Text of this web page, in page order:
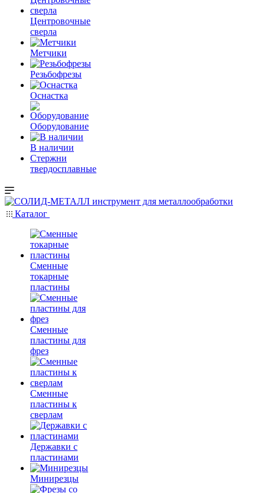
Центровочные
сверла
Метчики
Резьбофрезы
Оснастка
Оборудование
В наличии
Стержни
твердосплавные
Каталог
Сменные
токарные
пластины
Сменные
пластины для
фрез
Сменные
пластины к
сверлам
Державки с
пластинами
Минирезцы